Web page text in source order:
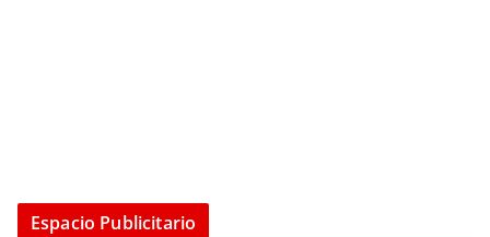
Espacio Publicitario